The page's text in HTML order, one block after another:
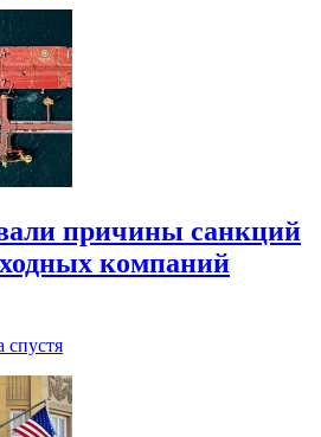
причины санкций
компаний
спустя